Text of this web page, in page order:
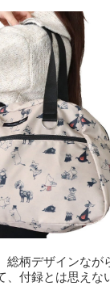
柄デザインなが
、付録とは思えな